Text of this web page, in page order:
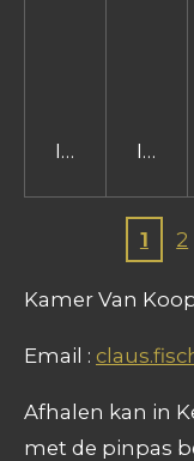
In In
1 2
Kamer Van
Email :
Afhalen kan in
met de pinpas